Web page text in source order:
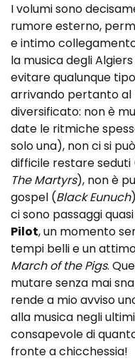
I volumi sono
rumore esterno,
e intimo
la musica degli Algiers
evitare qualunque
arrivando pertanto al
diversificato: non è
date le ritmiche
solo una), non ci si
difficile restare
The Martyrs), non è
gospel (Black Eunuch
ci sono passaggi
Pilot, un momento
tempi belli e un
March of the Pigs.
mutare senza mai
rende a mio avviso
alla musica negli
consapevole di
fronte a chicchessia!